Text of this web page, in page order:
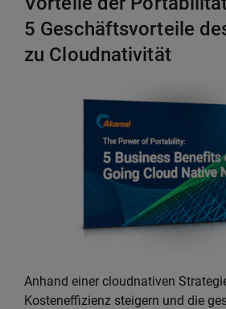
5 Geschäftsvorteile
zu Cloudnativität
Anhand einer cloudnativen
Kosteneffizienz steigern und die